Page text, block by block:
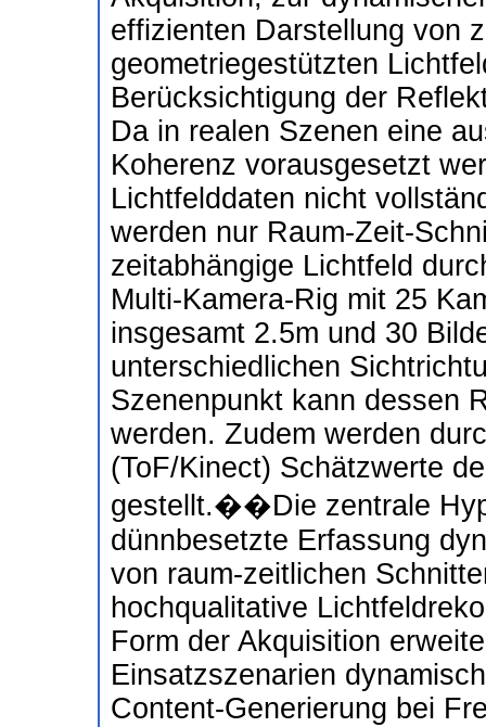
effizienten Darstellung von
geometriegestützten
Berücksichtigung der
Da in realen Szenen eine
Koherenz vorausgesetzt
Lichtfelddaten nicht
werden nur Raum-Zeit-
zeitabhängige Lichtfeld
Multi-Kamera-Rig mit 25
insgesamt 2.5m und 30
unterschiedlichen
Szenenpunkt kann dessen
werden. Zudem werden
(ToF/Kinect) Schätzwerte
gestellt.��Die zentrale
dünnbesetzte Erfassung
von raum-zeitlichen
hochqualitative
Form der Akquisition
Einsatzszenarien
Content-Generierung bei